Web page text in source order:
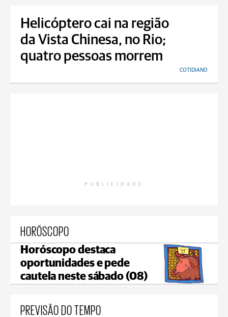
Helicóptero cai na região
da Vista Chinesa, no Rio;
quatro pessoas morrem
COTIDIANO
PUBLICIDADE
HORÓSCOPO
Horóscopo destaca
oportunidades e pede
cautela neste sábado (08)
PREVISÃO DO TEMPO